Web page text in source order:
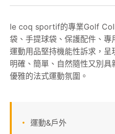
櫃位資訊
顧客服務
線上DM
le coq sportif的專業Golf
袋、手提球袋、保護配件、
運動用品堅持機能性訴求，
明確、簡單、自然隨性又別
優雅的法式運動氛圍。
運動&戶外